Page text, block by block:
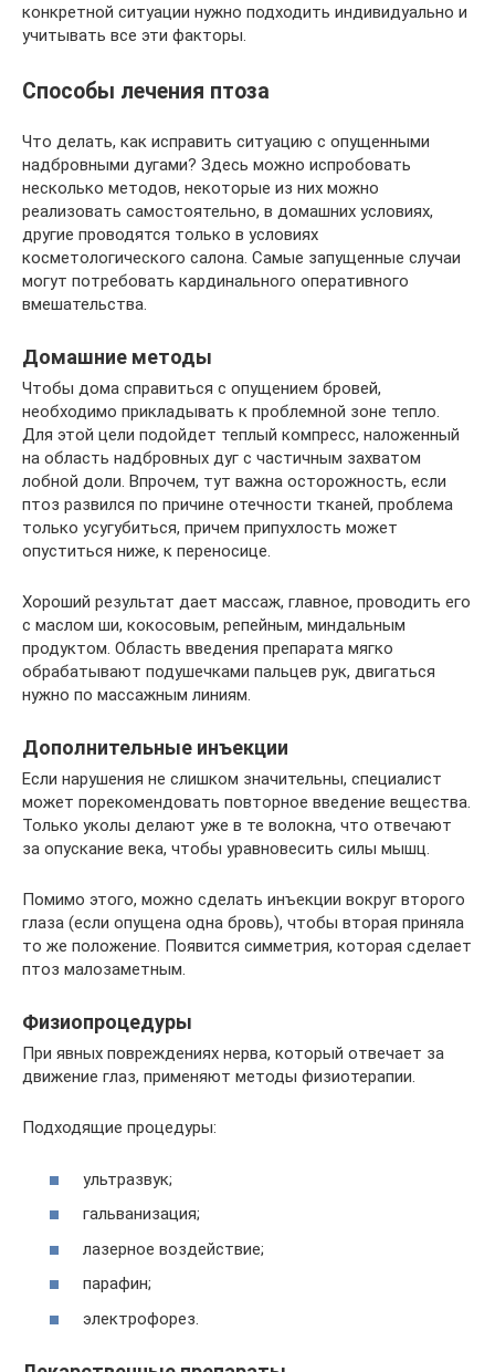
конкретной ситуации нужно подходить индивидуально и
учитывать все эти факторы.
Способы лечения птоза
Что делать, как исправить ситуацию с опущенными
надбровными дугами? Здесь можно испробовать
несколько методов, некоторые из них можно
реализовать самостоятельно, в домашних условиях,
другие проводятся только в условиях
косметологического салона. Самые запущенные случаи
могут потребовать кардинального оперативного
вмешательства.
Домашние методы
Чтобы дома справиться с опущением бровей,
необходимо прикладывать к проблемной зоне тепло.
Для этой цели подойдет теплый компресс, наложенный
на область надбровных дуг с частичным захватом
лобной доли. Впрочем, тут важна осторожность, если
птоз развился по причине отечности тканей, проблема
только усугубиться, причем припухлость может
опуститься ниже, к переносице.
Хороший результат дает массаж, главное, проводить его
с маслом ши, кокосовым, репейным, миндальным
продуктом. Область введения препарата мягко
обрабатывают подушечками пальцев рук, двигаться
нужно по массажным линиям.
Дополнительные инъекции
Если нарушения не слишком значительны, специалист
может порекомендовать повторное введение вещества.
Только уколы делают уже в те волокна, что отвечают
за опускание века, чтобы уравновесить силы мышц.
Помимо этого, можно сделать инъекции вокруг второго
глаза (если опущена одна бровь), чтобы вторая приняла
то же положение. Появится симметрия, которая сделает
птоз малозаметным.
Физиопроцедуры
При явных повреждениях нерва, который отвечает за
движение глаз, применяют методы физиотерапии.
Подходящие процедуры:
ультразвук;
гальванизация;
лазерное воздействие;
парафин;
электрофорез.